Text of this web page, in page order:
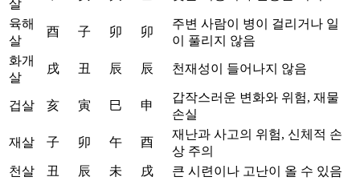
살
육해
살
酉 子 卯 卯
주변 사람이 병이 걸리거나 일
이 풀리지 않음
화개
살
戌 丑 辰 辰 천재성이 들어나지 않음
겁살 亥 寅 巳 申
갑작스러운 변화와 위험, 재물
손실
재살 子 卯 午 酉
재난과 사고의 위험, 신체적 손
상 주의
천살
丑 辰 未 戌 큰 시련이나 고난이 올 수 있음